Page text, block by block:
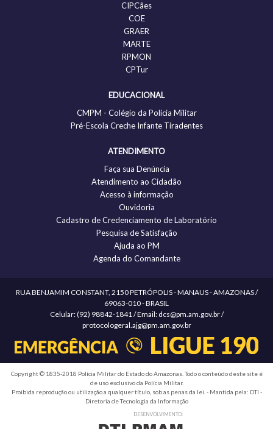
CIPCães
COE
GRAER
MARTE
RPMON
CPTur
EDUCACIONAL
CMPM - Colégio da Policia Militar
Pré-Escola Creche Infante Tiradentes
ATENDIMENTO
Faça sua Denúncia
Atendimento ao Cidadão
Acesso à informação
Ouvidoria
Cadastro de Credenciamento de Laboratório
Pesquisa de Satisfação
Ajuda ao PM
Agenda do Comandante
RUA BENJAMIM CONSTANT, 2150 PETRÓPOLIS - MANAUS - AMAZONAS /
69063-010 - BRASIL
Celular: (92) 98842-1841 / Email: dcs@pm.am.gov.br /
protocologeral.ajg@pm.am.gov.br
Copyright © 1835-2018 Polícia Militar do Estado do Amazonas. Todo o conteúdo deste site é
de uso exclusivo da Polícia Militar.
Proibida reprodução ou utilização a qualquer título, sob as penas da lei. - Mantida pela: DTI -
Diretoria de Tecnologia da Informação